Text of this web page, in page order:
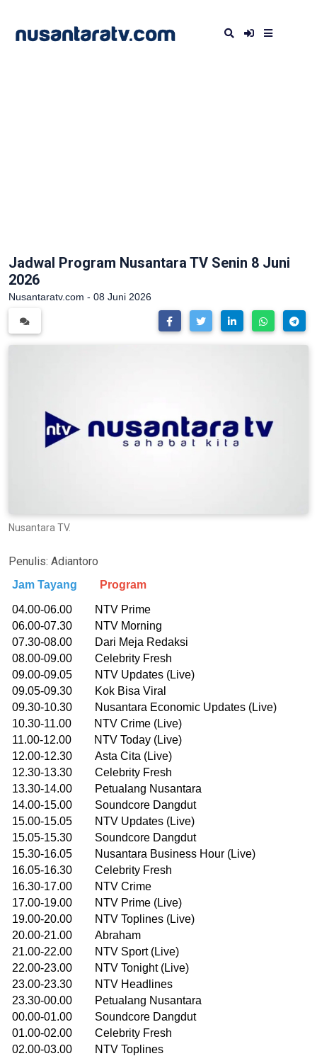
Jadwal Program Nusantara TV Senin 8 Juni
2026
Nusantaratv.com - 08 Juni 2026
Nusantara TV.
Penulis: Adiantoro
Jam Tayang Program
04.00-06.00 NTV Prime
06.00-07.30 NTV Morning
07.30-08.00 Dari Meja Redaksi
08.00-09.00 Celebrity Fresh
09.00-09.05 NTV Updates (Live)
09.05-09.30 Kok Bisa Viral
09.30-10.30 Nusantara Economic Updates (Live)
10.30-11.00 NTV Crime (Live)
11.00-12.00 NTV Today (Live)
12.00-12.30 Asta Cita (Live)
12.30-13.30 Celebrity Fresh
13.30-14.00 Petualang Nusantara
14.00-15.00 Soundcore Dangdut
15.00-15.05 NTV Updates (Live)
15.05-15.30 Soundcore Dangdut
15.30-16.05 Nusantara Business Hour (Live)
16.05-16.30 Celebrity Fresh
16.30-17.00 NTV Crime
17.00-19.00 NTV Prime (Live)
19.00-20.00 NTV Toplines (Live)
20.00-21.00 Abraham
21.00-22.00 NTV Sport (Live)
22.00-23.00 NTV Tonight (Live)
23.00-23.30 NTV Headlines
23.30-00.00 Petualang Nusantara
00.00-01.00 Soundcore Dangdut
01.00-02.00 Celebrity Fresh
02.00-03.00 NTV Toplines